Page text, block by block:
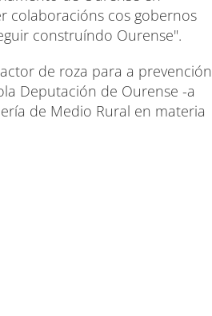
colaboracións cos gobernos
construíndo Ourense".
de roza para a prevención
Deputación de Ourense -a
de Medio Rural en materia